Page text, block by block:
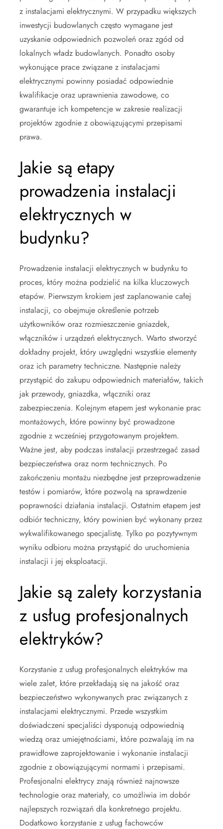
z instalacjami elektrycznymi. W przypadku większych
inwestycji budowlanych często wymagane jest
uzyskanie odpowiednich pozwoleń oraz zgód od
lokalnych władz budowlanych. Ponadto osoby
wykonujące prace związane z instalacjami
elektrycznymi powinny posiadać odpowiednie
kwalifikacje oraz uprawnienia zawodowe, co
gwarantuje ich kompetencje w zakresie realizacji
projektów zgodnie z obowiązującymi przepisami
prawa.
Jakie są etapy
prowadzenia instalacji
elektrycznych w
budynku?
Prowadzenie instalacji elektrycznych w budynku to
proces, który można podzielić na kilka kluczowych
etapów. Pierwszym krokiem jest zaplanowanie całej
instalacji, co obejmuje określenie potrzeb
użytkowników oraz rozmieszczenie gniazdek,
włączników i urządzeń elektrycznych. Warto stworzyć
dokładny projekt, który uwzględni wszystkie elementy
oraz ich parametry techniczne. Następnie należy
przystąpić do zakupu odpowiednich materiałów, takich
jak przewody, gniazdka, włączniki oraz
zabezpieczenia. Kolejnym etapem jest wykonanie prac
montażowych, które powinny być prowadzone
zgodnie z wcześniej przygotowanym projektem.
Ważne jest, aby podczas instalacji przestrzegać zasad
bezpieczeństwa oraz norm technicznych. Po
zakończeniu montażu niezbędne jest przeprowadzenie
testów i pomiarów, które pozwolą na sprawdzenie
poprawności działania instalacji. Ostatnim etapem jest
odbiór techniczny, który powinien być wykonany przez
wykwalifikowanego specjalistę. Tylko po pozytywnym
wyniku odbioru można przystąpić do uruchomienia
instalacji i jej eksploatacji.
Jakie są zalety korzystania
z usług profesjonalnych
elektryków?
Korzystanie z usług profesjonalnych elektryków ma
wiele zalet, które przekładają się na jakość oraz
bezpieczeństwo wykonywanych prac związanych z
instalacjami elektrycznymi. Przede wszystkim
doświadczeni specjaliści dysponują odpowiednią
wiedzą oraz umiejętnościami, które pozwalają im na
prawidłowe zaprojektowanie i wykonanie instalacji
zgodnie z obowiązującymi normami i przepisami.
Profesjonalni elektrycy znają również najnowsze
technologie oraz materiały, co umożliwia im dobór
najlepszych rozwiązań dla konkretnego projektu.
Dodatkowo korzystanie z usług fachowców